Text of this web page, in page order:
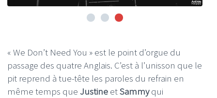
« We Don’t Need You » est le point d’orgue du
passage des quatre Anglais. C’est à l’unisson que le
pit reprend à tue-tête les paroles du refrain en
même temps que Justine etSammyqui